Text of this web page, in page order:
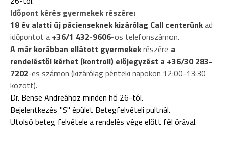
Időpont kérés gyermekek részére:
18 év alatti új pácienseknek kizárólag Call centerünkad
időpontot a +36/1 432-9606-os telefonszámon.
A már korábban ellátott gyermekekrészére a
rendeléstől kérhet (kontroll) előjegyzést a +36/30 283-
7202-es számon (kizárólag pénteki napokon 12:00-13:30
között).
Dr. Bense Andreához minden hó 26-tól.
Bejelentkezés "S" épület Betegfelvételi pultnál.
Utolsó beteg felvétele a rendelés vége előtt fél órával.